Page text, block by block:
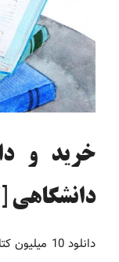
خرید و
دانشگاهی [تا 98%
دانلود 10